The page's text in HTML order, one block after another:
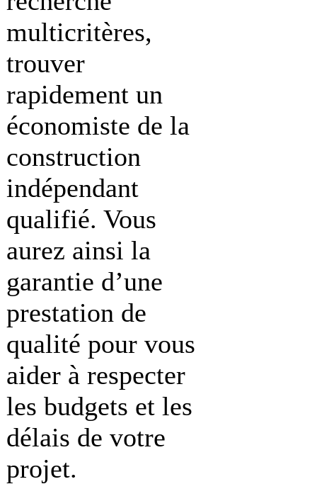
multicritères,
trouver
rapidement un
économiste de la
construction
indépendant
qualifié. Vous
aurez ainsi la
garantie d’une
prestation de
qualité pour vous
aider à respecter
les budgets et les
délais de votre
projet.